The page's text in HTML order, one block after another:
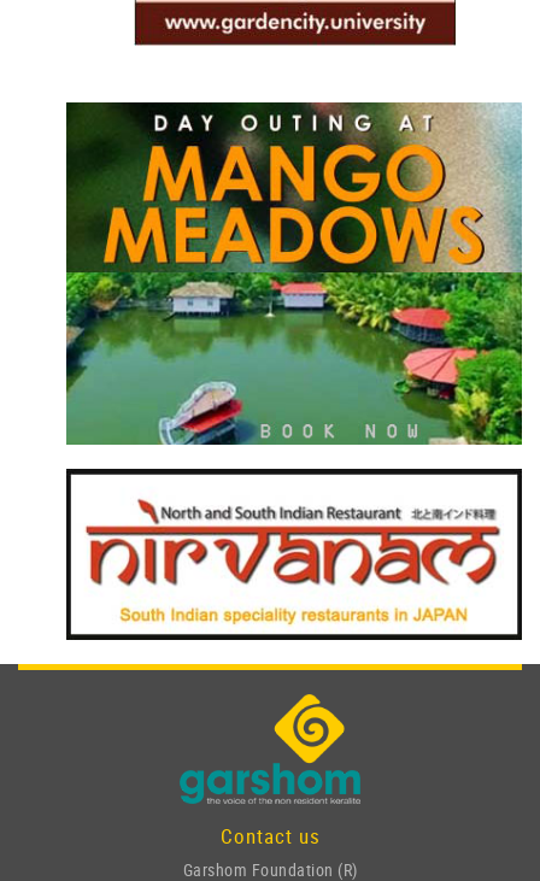
Contact us
Garshom Foundation (R)